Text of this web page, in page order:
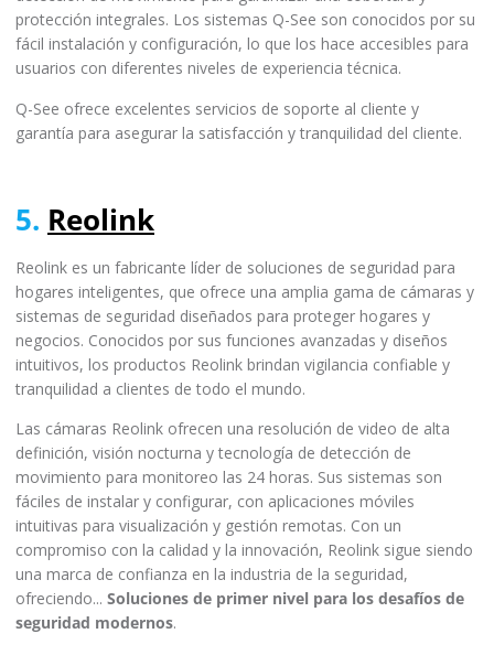
protección integrales. Los sistemas Q-See son conocidos por su
fácil instalación y configuración, lo que los hace accesibles para
usuarios con diferentes niveles de experiencia técnica.
Q-See ofrece excelentes servicios de soporte al cliente y
garantía para asegurar la satisfacción y tranquilidad del cliente.
5. Reolink
Reolink es un fabricante líder de soluciones de seguridad para
hogares inteligentes, que ofrece una amplia gama de cámaras y
sistemas de seguridad diseñados para proteger hogares y
negocios. Conocidos por sus funciones avanzadas y diseños
intuitivos, los productos Reolink brindan vigilancia confiable y
tranquilidad a clientes de todo el mundo.
Las cámaras Reolink ofrecen una resolución de video de alta
definición, visión nocturna y tecnología de detección de
movimiento para monitoreo las 24 horas. Sus sistemas son
fáciles de instalar y configurar, con aplicaciones móviles
intuitivas para visualización y gestión remotas. Con un
compromiso con la calidad y la innovación, Reolink sigue siendo
una marca de confianza en la industria de la seguridad,
ofreciendo... Soluciones de primer nivel para los desafíos de
seguridad modernos.